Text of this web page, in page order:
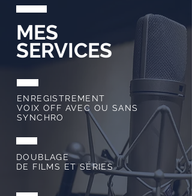
MES
SERVICES
ENREGISTREMENT
VOIX OFF AVEC OU SANS
SYNCHRO
DOUBLAGE
DE FILMS ET SÉRIES